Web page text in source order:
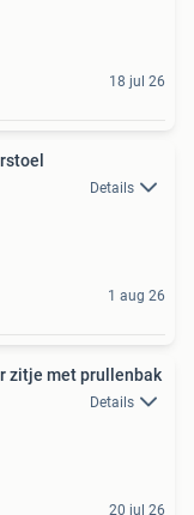
18 jul 26
Details
1 aug 26
zitje met prullenbak
Details
20 jul 26